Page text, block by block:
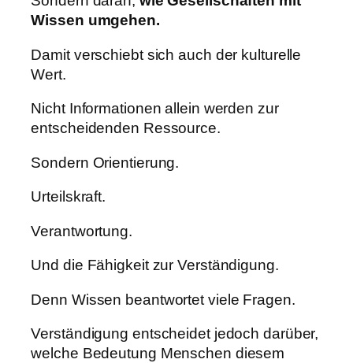
Wissen umgehen.
Damit verschiebt sich auch der kulturelle
Wert.
Nicht Informationen allein werden zur
entscheidenden Ressource.
Sondern Orientierung.
Urteilskraft.
Verantwortung.
Und die Fähigkeit zur Verständigung.
Denn Wissen beantwortet viele Fragen.
Verständigung entscheidet jedoch darüber,
welche Bedeutung Menschen diesem